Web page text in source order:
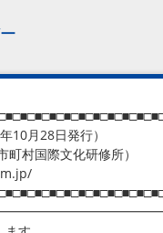
月28日発行）
化研修所）